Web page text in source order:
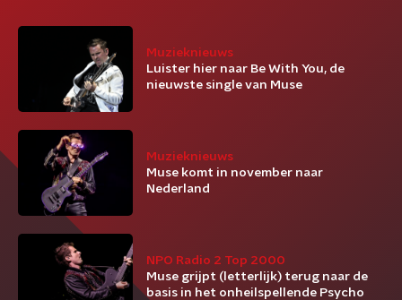
Muzieknieuws
Luister hier naar Be With You, de
nieuwste single van Muse
Muzieknieuws
Muse komt in november naar
Nederland
NPO Radio 2 Top 2000
Muse grijpt (letterlijk) terug naar de
basis in het onheilspellende Psycho